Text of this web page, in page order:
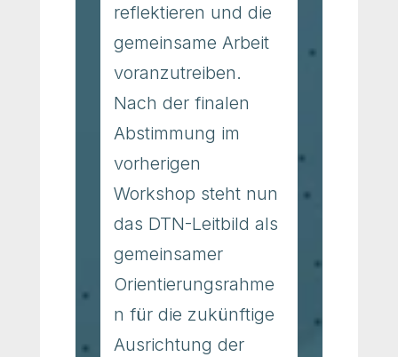
reflektieren und die
gemeinsame Arbeit
voranzutreiben.
Nach der finalen
Abstimmung im
vorherigen
Workshop steht nun
das DTN-Leitbild als
gemeinsamer
Orientierungsrahme
n für die zukünftige
Ausrichtung der